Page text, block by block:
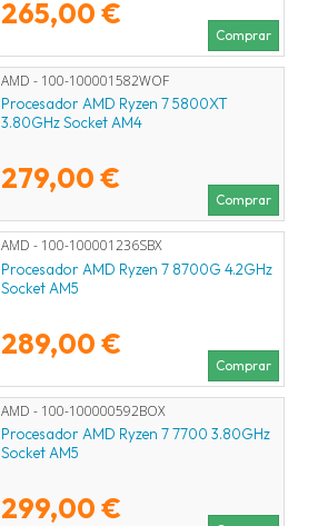
265,00 €
Comprar
AMD - 100-100001582WOF
Procesador AMD Ryzen 7 5800XT
3.80GHz Socket AM4
279,00 €
Comprar
AMD - 100-100001236SBX
Procesador AMD Ryzen 7 8700G 4.2GHz
Socket AM5
289,00 €
Comprar
AMD - 100-100000592BOX
Procesador AMD Ryzen 7 7700 3.80GHz
Socket AM5
299,00 €